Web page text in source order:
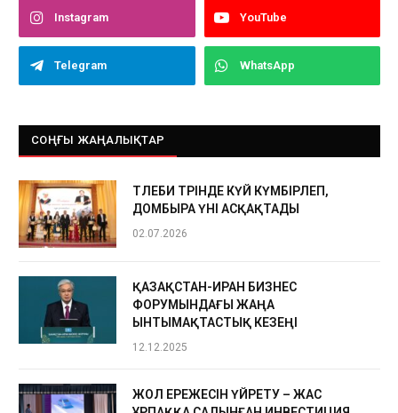
Instagram YouTube
Telegram WhatsApp
СОҢҒЫ ЖАҢАЛЫҚТАР
ТӨЛЕБИ ТӨРІНДЕ КҮЙ КҮМБІРЛЕП,
ДОМБЫРА ҮНІ АСҚАҚТАДЫ
02.07.2026
ҚАЗАҚСТАН-ИРАН БИЗНЕС
ФОРУМЫНДАҒЫ ЖАҢА
ЫНТЫМАҚТАСТЫҚ КЕЗЕҢІ
12.12.2025
ЖОЛ ЕРЕЖЕСІН ҮЙРЕТУ – ЖАС